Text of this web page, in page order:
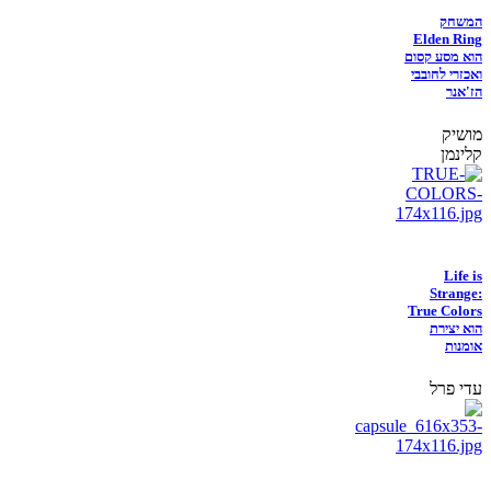
המשחק
Elden Ring
הוא מסע קסום
ואכזרי לחובבי
הז'אנר
מושיק
קלינמן
Life is
Strange:
True Colors
הוא יצירת
אומנות
עדי פרל